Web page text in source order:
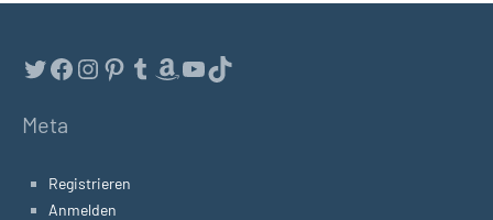
Twitter
Facebook
Instagram
Pinterest
Tumblr
Amazon
YouTube
TikTok
Meta
Registrieren
Anmelden